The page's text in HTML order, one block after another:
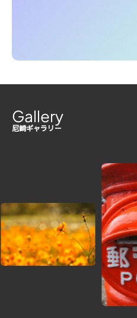
尼崎ギャラリー
Gallery